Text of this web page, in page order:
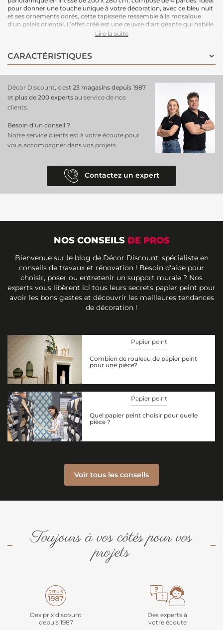
pour donner une touche unique à votre décoration, avec ce bleu nuit
et ses ornements dorés, cette tapisserie ressemble à la mosaïque
d'un palais oriental. L’effet créé est une œuvre d'art géante qui habille
magnifiquement votre espace.
simplicité. Une solution pratique et esthétique.
Dimensions : 200 cm (largeur) x 280 cm (hauteur)
Lire la suite
CARACTÉRISTIQUES
Décor Discount, c'est 23 magasins depuis 1987
et plus de 200 experts au service de nos
clients.
Besoin d’un conseil ?
Notre service clients est à votre écoute pour
vous accompagner dans vos projets.
Contactez un expert
NOS CONSEILS DE PROS
Bienvenue sur le blog de Décor Discount, spécialiste en
conseils de travaux et rénovation ! Besoin d'aide pour
choisir, poser ou entretenir un support murale ? Nos
experts vous libèrent ici tous leurs secrets papier peint pour
avoir les bons gestes et découvrir les meilleures tendances
de décoration !
Papier peint
Combien de rouleau de papier peint
pour une pièce?
Papier peint
Quel papier peint choisir pour quelle
pièce ?
Voir tous les conseils
Toujours à vos côtés pour vos
projets
Des prix discount
depuis 1987
Des experts à
votre écoute